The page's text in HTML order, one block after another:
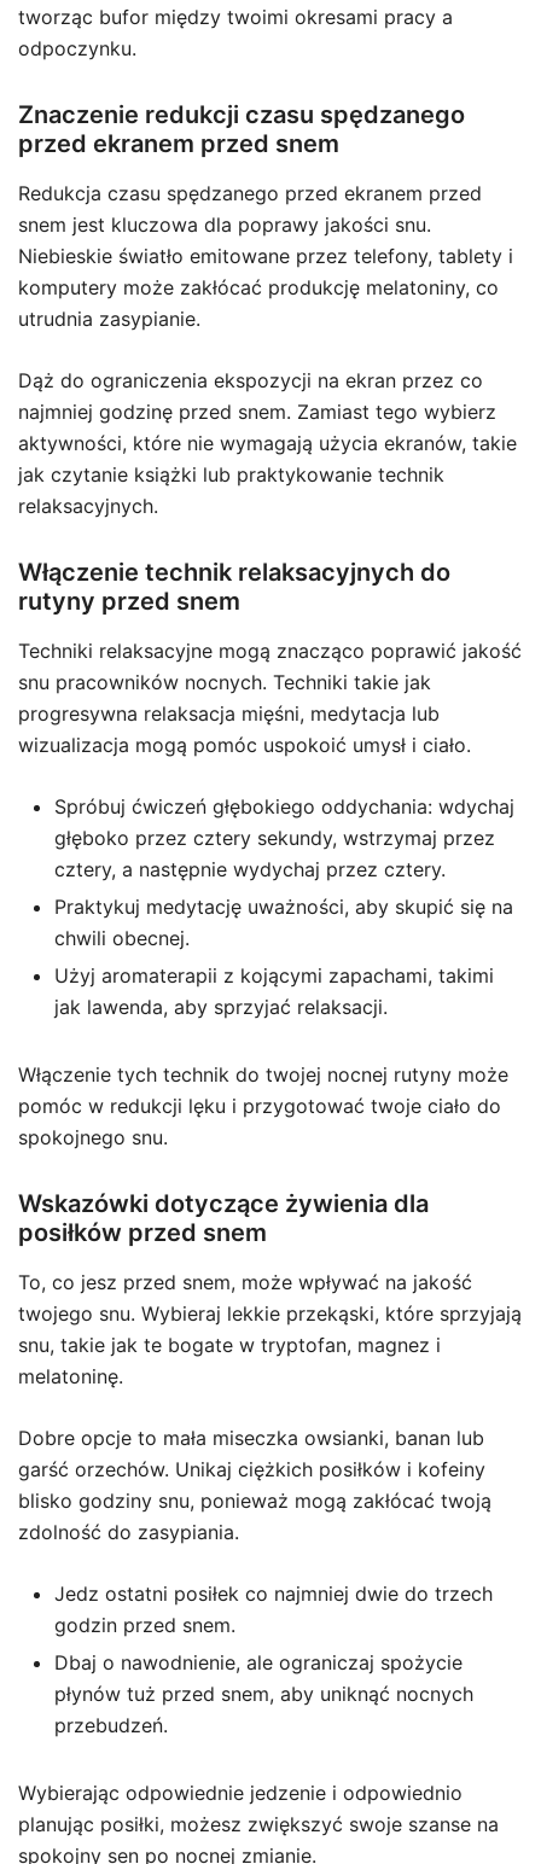
tworząc bufor między twoimi okresami pracy a
odpoczynku.
Znaczenie redukcji czasu spędzanego
przed ekranem przed snem
Redukcja czasu spędzanego przed ekranem przed
snem jest kluczowa dla poprawy jakości snu.
Niebieskie światło emitowane przez telefony, tablety i
komputery może zakłócać produkcję melatoniny, co
utrudnia zasypianie.
Dąż do ograniczenia ekspozycji na ekran przez co
najmniej godzinę przed snem. Zamiast tego wybierz
aktywności, które nie wymagają użycia ekranów, takie
jak czytanie książki lub praktykowanie technik
relaksacyjnych.
Włączenie technik relaksacyjnych do
rutyny przed snem
Techniki relaksacyjne mogą znacząco poprawić jakość
snu pracowników nocnych. Techniki takie jak
progresywna relaksacja mięśni, medytacja lub
wizualizacja mogą pomóc uspokoić umysł i ciało.
Spróbuj ćwiczeń głębokiego oddychania: wdychaj
głęboko przez cztery sekundy, wstrzymaj przez
cztery, a następnie wydychaj przez cztery.
Praktykuj medytację uważności, aby skupić się na
chwili obecnej.
Użyj aromaterapii z kojącymi zapachami, takimi
jak lawenda, aby sprzyjać relaksacji.
Włączenie tych technik do twojej nocnej rutyny może
pomóc w redukcji lęku i przygotować twoje ciało do
spokojnego snu.
Wskazówki dotyczące żywienia dla
posiłków przed snem
To, co jesz przed snem, może wpływać na jakość
twojego snu. Wybieraj lekkie przekąski, które sprzyjają
snu, takie jak te bogate w tryptofan, magnez i
melatoninę.
Dobre opcje to mała miseczka owsianki, banan lub
garść orzechów. Unikaj ciężkich posiłków i kofeiny
blisko godziny snu, ponieważ mogą zakłócać twoją
zdolność do zasypiania.
Jedz ostatni posiłek co najmniej dwie do trzech
godzin przed snem.
Dbaj o nawodnienie, ale ograniczaj spożycie
płynów tuż przed snem, aby uniknąć nocnych
przebudzeń.
Wybierając odpowiednie jedzenie i odpowiednio
planując posiłki, możesz zwiększyć swoje szanse na
spokojny sen po nocnej zmianie.